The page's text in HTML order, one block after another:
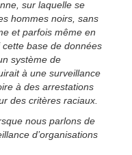
sur laquelle se
hommes noirs, sans
et parfois même en
base de données
système de
à une surveillance
à des arrestations
des critères raciaux.
nous parlons de
d’organisations